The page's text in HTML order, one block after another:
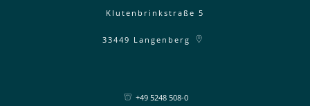
Klutenbrinkstraße 5
33449 Langenberg
+49 5248 508-0